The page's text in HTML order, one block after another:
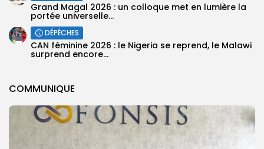
COMMUNIQUE
Grand Magal 2026 : un colloque met en lumière la
portée universelle...
DÉPÊCHES
‎CAN féminine 2026 : le Nigeria se reprend, le Malawi
surprend encore...